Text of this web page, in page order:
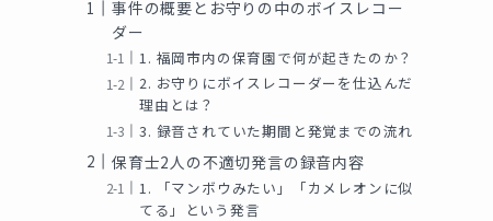
事件の概要とお守りの中のボイスレコー
ダー
1. 福岡市内の保育園で何が起きたのか？
2. お守りにボイスレコーダーを仕込んだ
理由とは？
3. 録音されていた期間と発覚までの流れ
保育士2人の不適切発言の録音内容
1. 「マンボウみたい」「カメレオンに似
てる」という発言